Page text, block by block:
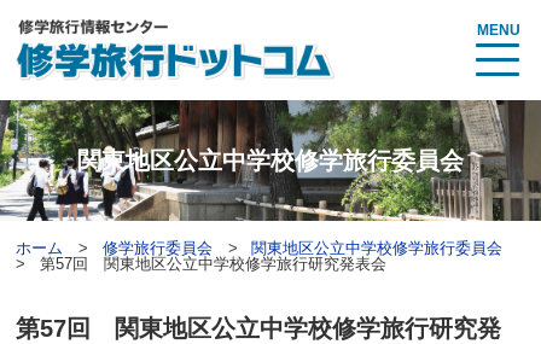
MENU
関東地区公立中学校修学旅行委員会
ホーム 修学旅行委員会
関東地区公立中学校修学旅行委員会
第57回 関東地区公立中学校修学旅行研究発表会
第57回 関東地区公立中学校修学旅行研究発